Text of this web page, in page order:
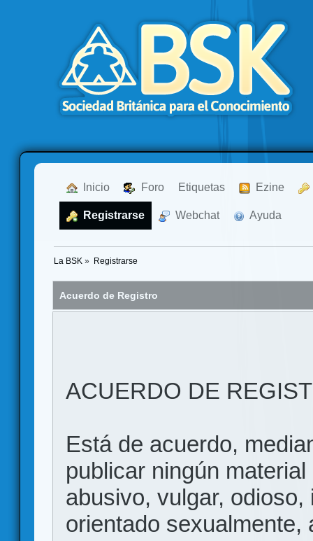
Inicio Foro Etiquetas Ezine
Registrarse Webchat Ayuda
La BSK » Registrarse
Acuerdo de Registro
ACUERDO DE
Está de acuerdo,
publicar ningún
abusivo, vulgar,
orientado sexualmente,